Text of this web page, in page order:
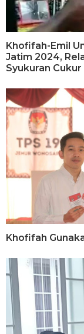
Khofifah-Emil
Jatim 2024,
Syukuran Cukur
Khofifah